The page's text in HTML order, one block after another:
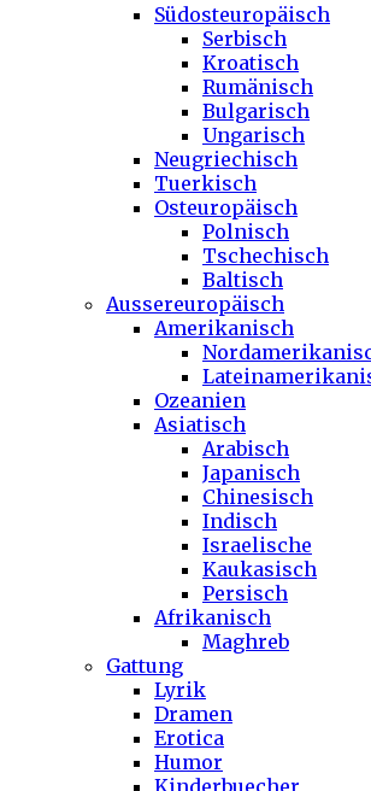
Südosteuropäisch
Serbisch
Kroatisch
Rumänisch
Bulgarisch
Ungarisch
Neugriechisch
Tuerkisch
Osteuropäisch
Polnisch
Tschechisch
Baltisch
Aussereuropäisch
Amerikanisch
Ozeanien
Asiatisch
Arabisch
Japanisch
Chinesisch
Indisch
Israelische
Kaukasisch
Persisch
Afrikanisch
Maghreb
Gattung
Lyrik
Dramen
Erotica
Humor
Kinderbuecher